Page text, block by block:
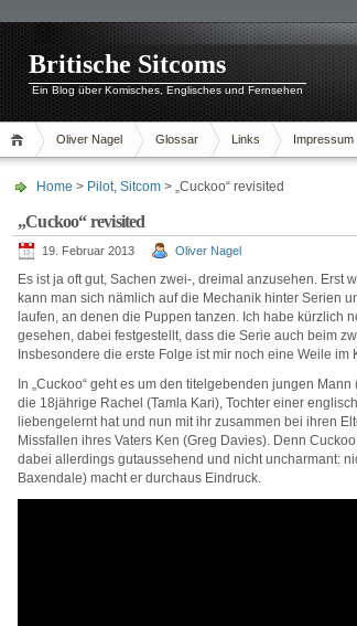
Britische Sitcoms
Ein Blog über Komisches, Englisches und Fernsehen
Oliver Nagel Glossar Links Impressum
Home > Pilot, Sitcom > „Cuckoo“ revisited
„Cuckoo“ revisited
19. Februar 2013 Oliver Nagel
Es ist ja oft gut, Sachen zwei-, dreimal anzusehen. Erst
kann man sich nämlich auf die Mechanik hinter Serien
laufen, an denen die Puppen tanzen. Ich habe kürzlich
gesehen, dabei festgestellt, dass die Serie auch beim
Insbesondere die erste Folge ist mir noch eine Weile im
In „Cuckoo“ geht es um den titelgebenden jungen
die 18jährige Rachel (Tamla Kari), Tochter einer
liebengelernt hat und nun mit ihr zusammen bei ihren
Missfallen ihres Vaters Ken (Greg Davies). Denn
dabei allerdings gutaussehend und nicht uncharmant:
Baxendale) macht er durchaus Eindruck.